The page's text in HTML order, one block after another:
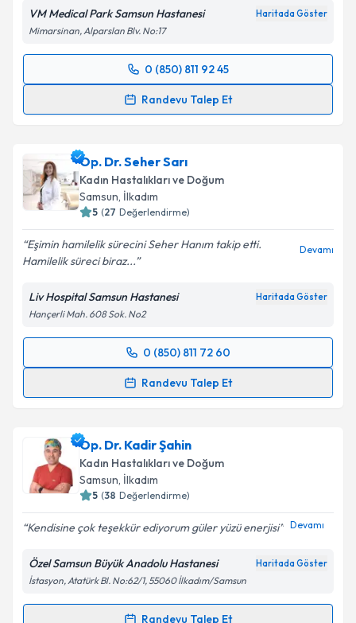
VM Medical Park Samsun Hastanesi Haritada Göster
Mimarsinan, Alparslan Blv. No:17
0 (850) 811 92 45
Randevu Talep Et
Randevu Takvimi Talebi
için bir takvim hazırlandığında e-posta ile
bilgilendireceğiz.
E-posta Adresiniz
Metni'ni okudum ve kişisel verilerimin belirtilen
kapsamda işlenmesini kabul ediyorum.
Takvim Talebini Gönder
Op. Dr. Seher Sarı
Kadın Hastalıkları ve Doğum
Samsun, İlkadım
5 (27 Değerlendirme)
Eşimin hamilelik sürecini Seher Hanım takip etti.
Hamilelik süreci biraz...
Devamı
Liv Hospital Samsun Hastanesi Haritada Göster
Hançerli Mah. 608 Sok. No2
0 (850) 811 72 60
Randevu Talep Et
Randevu Takvimi Talebi
takvim hazırlandığında e-posta ile bilgilendireceğiz.
E-posta Adresiniz
Metni'ni okudum ve kişisel verilerimin belirtilen
kapsamda işlenmesini kabul ediyorum.
Op. Dr. Kadir Şahin
Kadın Hastalıkları ve Doğum
Samsun, İlkadım
5 (38 Değerlendirme)
Kendisine çok teşekkür ediyorum güler yüzü enerjisi Devamı
Özel Samsun Büyük Anadolu Hastanesi Haritada Göster
İstasyon, Atatürk Bl. No:62/1, 55060 İlkadım/Samsun
Randevu Talep Et